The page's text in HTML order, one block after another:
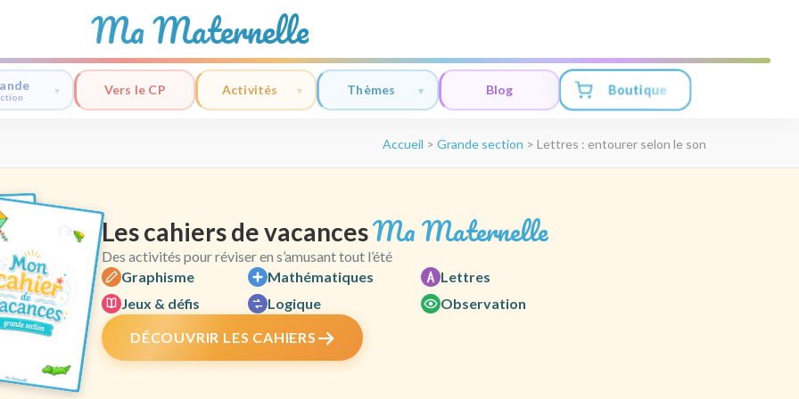
Ma Maternelle
Vers le CP Activités Thèmes Blog Boutique
Accueil > Grande section > Lettres : entourer selon le son
Les cahiers de vacancesMa Maternelle
Des activités pour réviser en s’amusant tout l’été
Graphisme
Mathématiques
Lettres
Jeux & défis
Logique
Observation
DÉCOUVRIR LES CAHIERS